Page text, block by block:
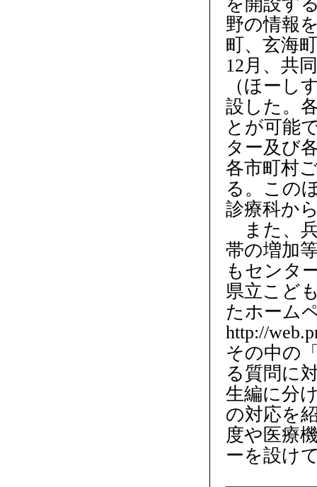
野の情報
町、玄海
12月、共
（ほーし
設した。
とが可能
ター及び
各市町村
る。この
診療科か
また、兵
帯の増加
もセンタ
県立こど
たホーム
http://
その中の
る質問に
生編に分
の対応を
度や医療
ーを設け